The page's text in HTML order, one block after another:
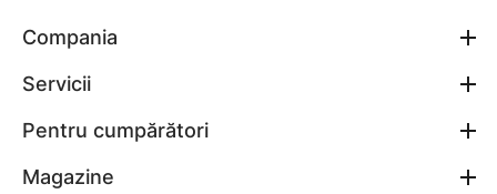
Compania
Servicii
Pentru cumpărători
Magazine